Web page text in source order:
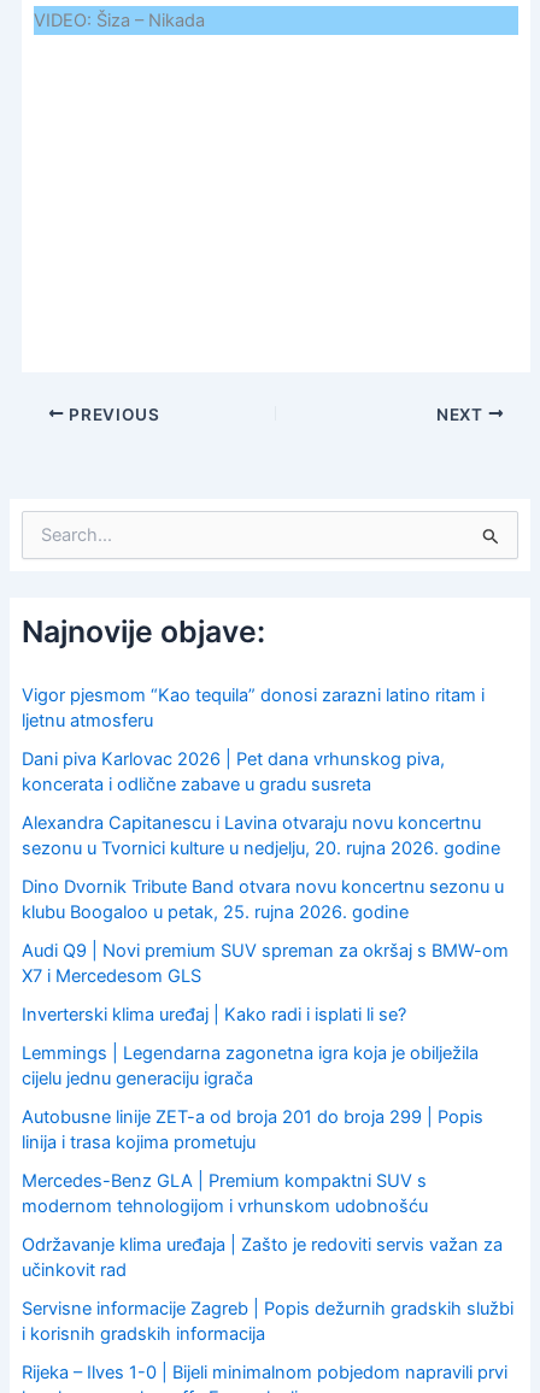
VIDEO: Šiza – Nikada
PREVIOUS NEXT
c
h
o
r
Najnovije objave:
Vigor pjesmom “Kao tequila” donosi zarazni latino ritam i
ljetnu atmosferu
Dani piva Karlovac 2026 | Pet dana vrhunskog piva,
koncerata i odlične zabave u gradu susreta
Alexandra Capitanescu i Lavina otvaraju novu koncertnu
sezonu u Tvornici kulture u nedjelju, 20. rujna 2026. godine
Dino Dvornik Tribute Band otvara novu koncertnu sezonu u
klubu Boogaloo u petak, 25. rujna 2026. godine
Audi Q9 | Novi premium SUV spreman za okršaj s BMW-om
X7 i Mercedesom GLS
Inverterski klima uređaj | Kako radi i isplati li se?
Lemmings | Legendarna zagonetna igra koja je obilježila
cijelu jednu generaciju igrača
Autobusne linije ZET-a od broja 201 do broja 299 | Popis
linija i trasa kojima prometuju
Mercedes-Benz GLA | Premium kompaktni SUV s
modernom tehnologijom i vrhunskom udobnošću
Održavanje klima uređaja | Zašto je redoviti servis važan za
učinkovit rad
Servisne informacije Zagreb | Popis dežurnih gradskih službi
i korisnih gradskih informacija
Rijeka – Ilves 1-0 | Bijeli minimalnom pobjedom napravili prvi